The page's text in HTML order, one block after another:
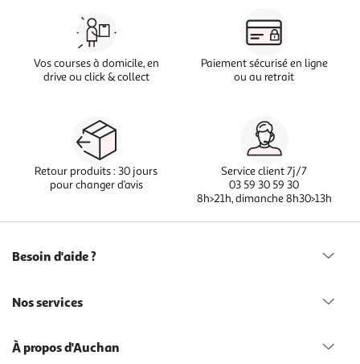
Vos courses à domicile, en
drive ou click & collect
Paiement sécurisé en ligne
ou au retrait
Retour produits : 30 jours
pour changer d’avis
Service client 7j/7
03 59 30 59 30
8h>21h, dimanche 8h30>13h
Besoin d'aide ?
Nos services
À propos d'Auchan